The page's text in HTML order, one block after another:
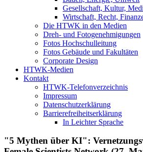
Gesellschaft, Kultur,
Wirtschaft, Recht,
Die HTWK in den Medien
Dreh- und Fotogenehmigungen
Fotos Hochschulleitung
Fotos Gebäude und Fakultäten
Corporate Design
HTWK-Medien
Kontakt
HTWK-Telefonverzeichnis
Impressum
Datenschutzerklärung
Barrierefreiheitserklärung
In Leichter Sprache
"5 Mythen über KI":